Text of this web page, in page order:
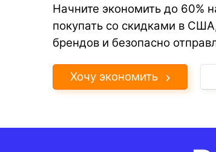
Начните экономить до 60%
покупать со скидками в
брендов и безопасно
Хочу экономить